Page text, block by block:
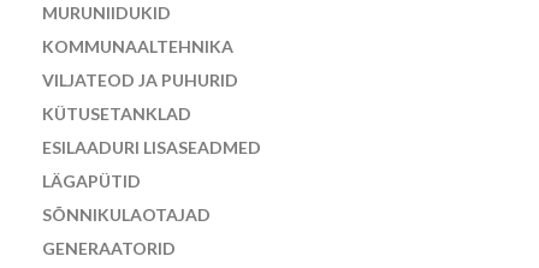
MURUNIIDUKID
KOMMUNAALTEHNIKA
VILJATEOD JA PUHURID
KÜTUSETANKLAD
ESILAADURI LISASEADMED
LÄGAPÜTID
SÕNNIKULAOTAJAD
GENERAATORID